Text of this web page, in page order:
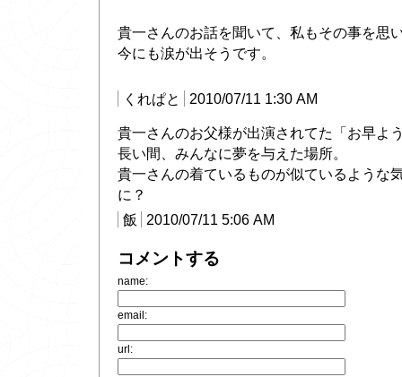
貴一さんのお話を聞いて、私もその事を思
今にも涙が出そうです。
くれぱと 2010/07/11 1:30 AM
貴一さんのお父様が出演されてた「お早よ
長い間、みんなに夢を与えた場所。
貴一さんの着ているものが似ているような
に？
飯
2010/07/11 5:06 AM
コメントする
name:
email:
url: